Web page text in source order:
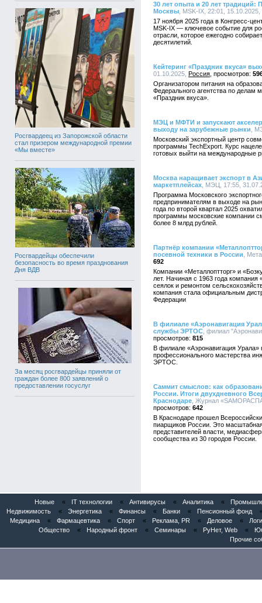
Росгвардеец из Запорожской области
стал призером международной премии
«Мы вместе»
Росгвардейцы обеспечили
безопасность во время празднования
Дня ВДВ
За месяц росгвардейцы приняли от
граждан более 800 заявлений о
предоставлении госуслуг
30 лет опыта и 20 лет
Москвы , MSK-IX, 22:01, 15.10.2025,
17 ноября 2025 года в Конгресс-
MSK-IX — ключевое событие для
отрасли, которое ежегодно
десятилетий.
Кейтеринг «Праздник вкуса»
01.10.2025, Россия
Организатором питания на
Федерального агентства по делам
«Праздник вкуса».
МЭЦ и МФТИ и запускают
выходу на зарубежные рынки ,
Московский экспортный центр
программы TechExport. Курс
готовых выйти на международные
Москва наращивает экспорт в
маркетплейсах , МЭЦ, 17:55,
Программа Московского
предпринимателям в выходе на
года по второй квартал 2025
программы московские компании
более 8 млрд рублей.
Партнёр компании
посевной техники в России ,
692
Компании «Металлоптторг» и
лет. Начиная с 1963 года компания
сеялок и ремонтом
компания стала официальным
Федерации
В филиале «Аэронавигация
службы ЭРТОС , филиал
815
В филиале «Аэронавигация Урала»
профессионального мастерства
ЭРТОС.
Саммит смыслов: как
России. Итоги двухдневного
Краснодаре , Журнал
642
В Краснодаре прошел
пиарщиков России. Это
представителей власти,
сообщества из 30 городов России.
Новые « IT технологии « Антивирусы « Аналитика «
Недвижимость
« Энергетика « Финансы « Банки « Пенсионный фонд
Медицина
« Фармацевтика « Спорт « Реклама, PR « Деловое «
Общество
« Народный фронт « Семинары « РуНет, Web «
Прочие